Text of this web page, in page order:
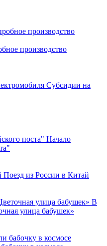
производство
Субсидии на
Начало
Поезд из России в Китай
В
улица бабушек»